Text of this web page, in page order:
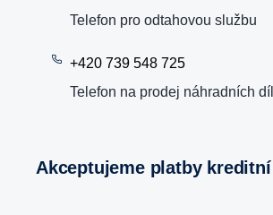
Telefon pro odtahovou službu
+420 739 548 725
Telefon na prodej náhradních
Akceptujeme platby